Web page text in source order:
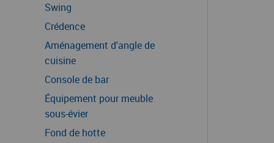
Swing
Crédence
Aménagement d'angle de
cuisine
Console de bar
Équipement pour meuble
sous-évier
Fond de hotte